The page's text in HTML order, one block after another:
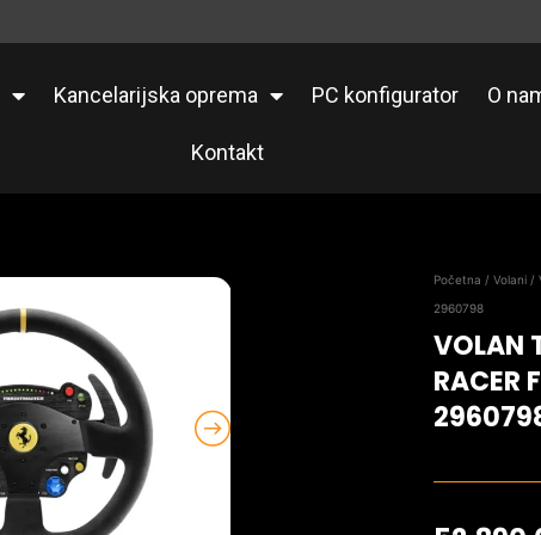
Kancelarijska oprema PC konfigurator O
Kontakt
Početna /Volani /
2960798
VOLAN
RACER